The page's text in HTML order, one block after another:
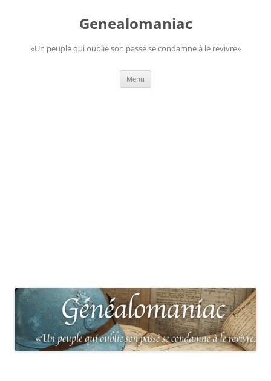
Genealomaniac
«Un peuple qui oublie son passé se condamne à le revivre»
Menu